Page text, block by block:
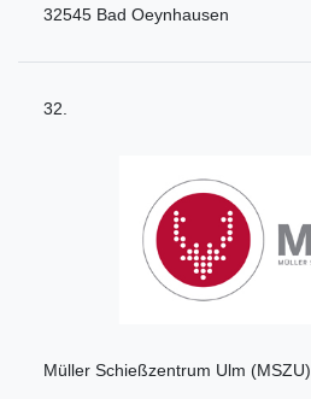
32545 Bad Oeynhausen
32.
Müller Schießzentrum Ulm (MSZU)